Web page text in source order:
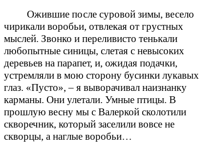
Ожившие после суровой зимы, весело
чирикали воробьи, отвлекая от грустных
мыслей. Звонко и переливисто тенькали
любопытные синицы, слетая с невысоких
деревьев на парапет, и, ожидая подачки,
устремляли в мою сторону бусинки лукавых
глаз. «Пусто», – я выворачивал наизнанку
карманы. Они улетали. Умные птицы. В
прошлую весну мы с Валеркой сколотили
скворечник, который заселили вовсе не
скворцы, а наглые воробьи…